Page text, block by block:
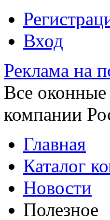
Вход
Реклама на
Все оконные
компании
Главная
Каталог
Новости
Полезное